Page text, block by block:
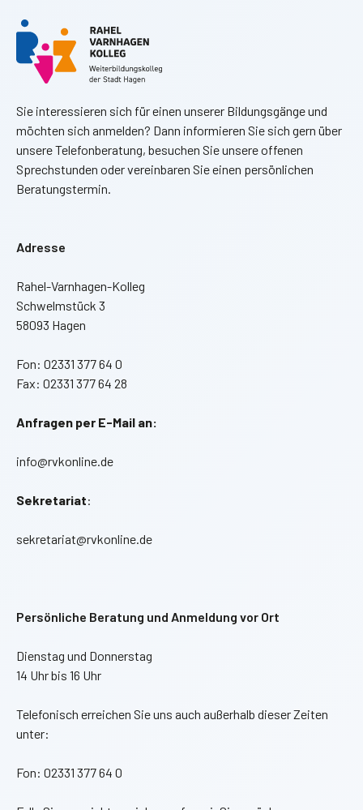
Sie interessieren sich für einen unserer Bildungsgänge und
möchten sich anmelden? Dann informieren Sie sich gern über
unsere Telefonberatung, besuchen Sie unsere offenen
Sprechstunden oder vereinbaren Sie einen persönlichen
Beratungstermin.
Adresse
Rahel-Varnhagen-Kolleg
Schwelmstück 3
58093 Hagen
Fon: 02331 377 64 0
Fax: 02331 377 64 28
Anfragen per E-Mail an:
info@rvkonline.de
Sekretariat:
sekretariat@rvkonline.de
Persönliche Beratung und Anmeldung vor Ort
Dienstag und Donnerstag
14 Uhr bis 16 Uhr
Telefonisch erreichen Sie uns auch außerhalb dieser Zeiten
unter:
Fon: 02331 377 64 0